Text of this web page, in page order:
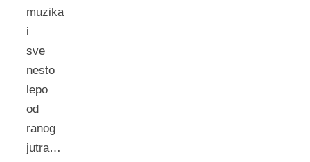
muzika
i
sve
nesto
lepo
od
ranog
jutra…